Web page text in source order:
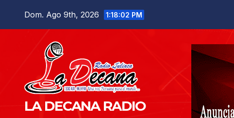
Dom. Ago 9th, 2026 1:18:03 PM
LA DECANA RADIO